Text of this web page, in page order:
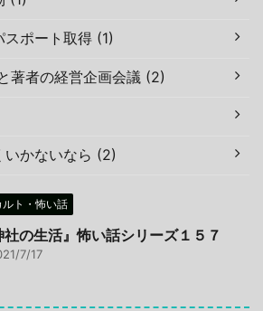
ポート取得 (1)
著者の経営企画会議 (2)
いかないなら (2)
ルト・怖い話
社の生活』怖い話シリーズ１５７
7/17